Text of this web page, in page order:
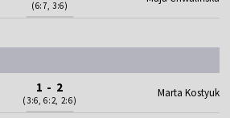
(6:7, 3:6)
1 - 2
(3:6, 6:2, 2:6)
Marta Kostyuk